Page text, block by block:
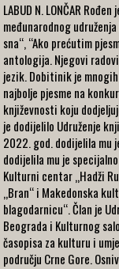
LABUD N. LONČAR
međunarodnog
sna“, “Ako prećutim
antologija. Njegovi
jezik. Dobitinik je
najbolje pjesme na
književnosti koju
je dodijelilo Udruženje
2022. god. dodijelila mu
dodijelila mu je
Kulturni centar „Hadži
„Bran“ i Makedonska
blagodarnicu“. Član je
Beograda i Kulturnog
časopisa za kulturu i
području Crne Gore.